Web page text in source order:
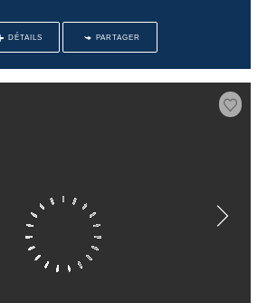
DÉTAILS PARTAGER